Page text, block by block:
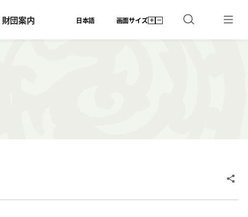
財団案内 日本語 画面サイズ